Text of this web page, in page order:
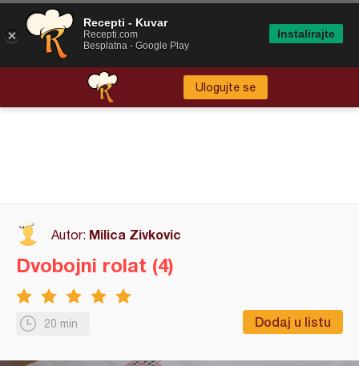
Ulogujte se
Autor: Milica Zivkovic
20 min Dodaj u listu
Dvobojni rolat (4)
Recepti - Kuvar
Recepti.com
Besplatna - Google Play
Instalirajte